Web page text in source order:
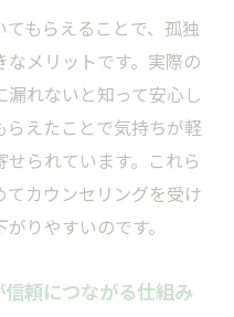
もらえることで、孤独
メリットです。実際の
れないと知って安心し
えたことで気持ちが軽
られています。これら
カウンセリングを受け
りやすいのです。
頼につながる仕組み